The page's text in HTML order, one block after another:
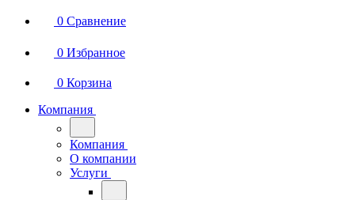
0 Сравнение
0 Избранное
0 Корзина
Компания
Компания
О компании
Услуги